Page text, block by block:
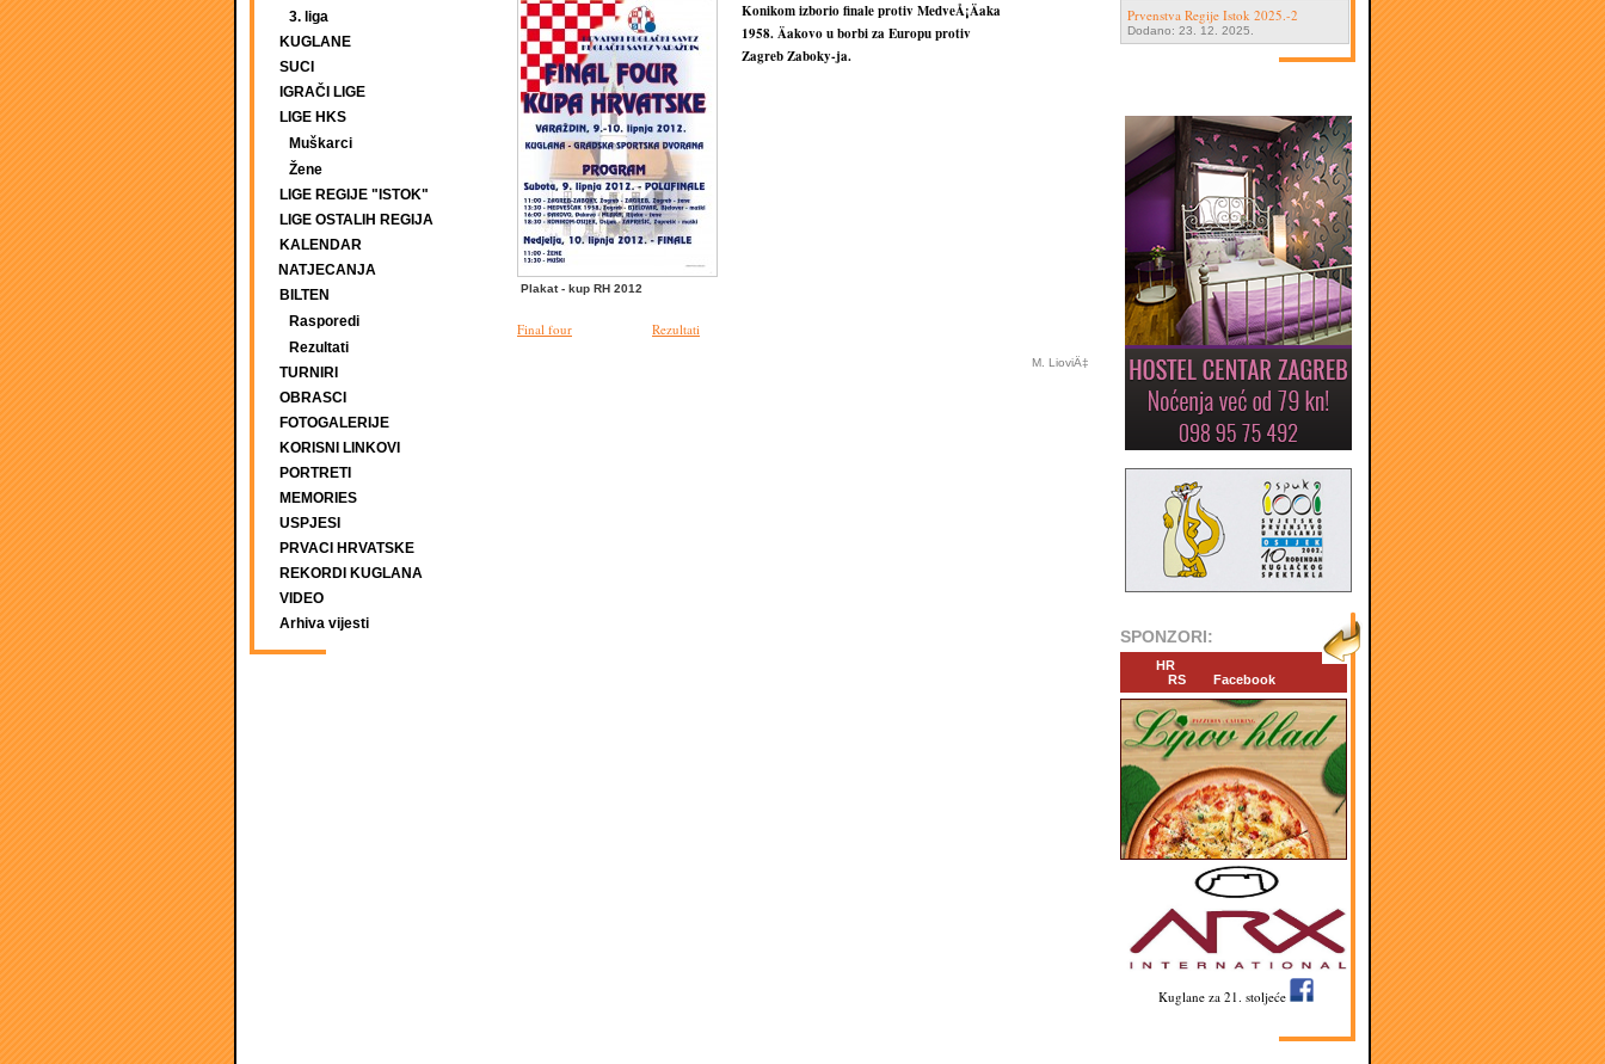
3. liga
KUGLANE
SUCI
IGRAČI LIGE
LIGE HKS
Muškarci
Žene
LIGE REGIJE "ISTOK"
LIGE OSTALIH REGIJA
KALENDAR
NATJECANJA
BILTEN
Rasporedi
Rezultati
TURNIRI
OBRASCI
FOTOGALERIJE
KORISNI LINKOVI
PORTRETI
MEMORIES
USPJESI
PRVACI HRVATSKE
REKORDI KUGLANA
VIDEO
Arhiva vijesti
Plakat - kup RH 2012
Konikom izborio finale protiv MedveÅ¡Äaka
1958. Äakovo u borbi za Europu protiv
Zagreb Zaboky-ja.
Final four Rezultati
M. LioviÄ‡
Prvenstva Regije Istok 2025.-2
Dodano: 23. 12. 2025.
SPONZORI:
HR
RS
Facebook
Kuglane za 21. stoljeće